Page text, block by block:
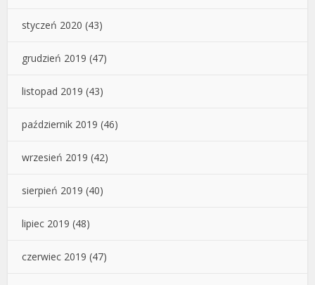
styczeń 2020 (43)
grudzień 2019 (47)
listopad 2019 (43)
październik 2019 (46)
wrzesień 2019 (42)
sierpień 2019 (40)
lipiec 2019 (48)
czerwiec 2019 (47)